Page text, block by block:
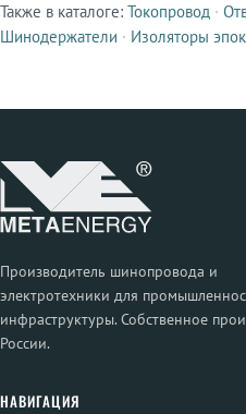
Смежные продукты
Также в каталоге: Токопровод ·
Шинодержатели · Изоляторы
Производитель шинопровода и
электротехники для
инфраструктуры. Собственное
России.
НАВИГАЦИЯ